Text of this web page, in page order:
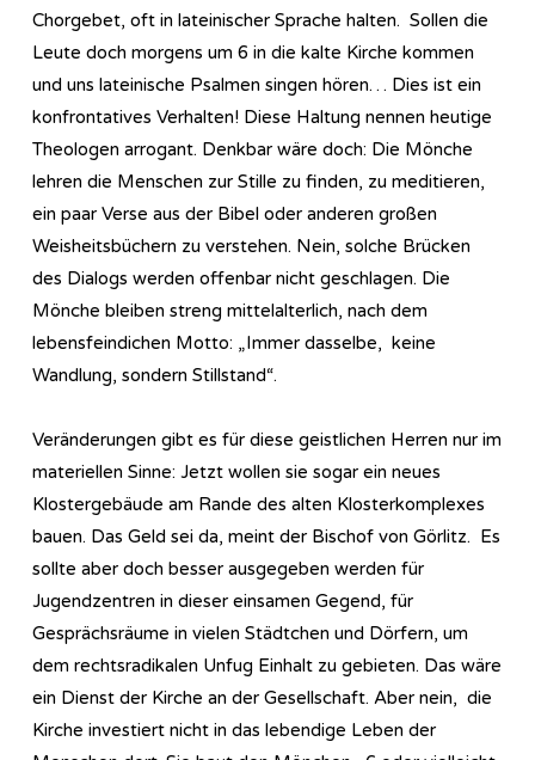
Chorgebet, oft in lateinischer Sprache halten. Sollen die
Leute doch morgens um 6 in die kalte Kirche kommen
und uns lateinische Psalmen singen hören… Dies ist ein
konfrontatives Verhalten! Diese Haltung nennen heutige
Theologen arrogant. Denkbar wäre doch: Die Mönche
lehren die Menschen zur Stille zu finden, zu meditieren,
ein paar Verse aus der Bibel oder anderen großen
Weisheitsbüchern zu verstehen. Nein, solche Brücken
des Dialogs werden offenbar nicht geschlagen. Die
Mönche bleiben streng mittelalterlich, nach dem
lebensfeindichen Motto: „Immer dasselbe, keine
Wandlung, sondern Stillstand“.
Veränderungen gibt es für diese geistlichen Herren nur im
materiellen Sinne: Jetzt wollen sie sogar ein neues
Klostergebäude am Rande des alten Klosterkomplexes
bauen. Das Geld sei da, meint der Bischof von Görlitz. Es
sollte aber doch besser ausgegeben werden für
Jugendzentren in dieser einsamen Gegend, für
Gesprächsräume in vielen Städtchen und Dörfern, um
dem rechtsradikalen Unfug Einhalt zu gebieten. Das wäre
ein Dienst der Kirche an der Gesellschaft. Aber nein, die
Kirche investiert nicht in das lebendige Leben der